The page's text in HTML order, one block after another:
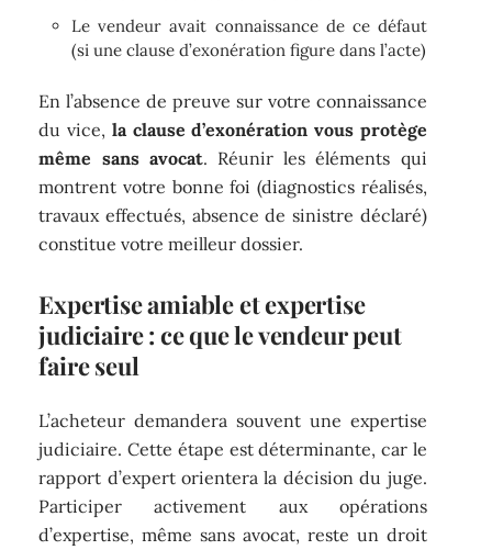
Le vendeur avait connaissance de ce défaut
(si une clause d’exonération figure dans l’acte)
En l’absence de preuve sur votre connaissance
du vice, la clause d’exonération vous protège
même sans avocat. Réunir les éléments qui
montrent votre bonne foi (diagnostics réalisés,
travaux effectués, absence de sinistre déclaré)
constitue votre meilleur dossier.
Expertise amiable et expertise
judiciaire : ce que le vendeur peut
faire seul
L’acheteur demandera souvent une expertise
judiciaire. Cette étape est déterminante, car le
rapport d’expert orientera la décision du juge.
Participer activement aux opérations
d’expertise, même sans avocat, reste un droit